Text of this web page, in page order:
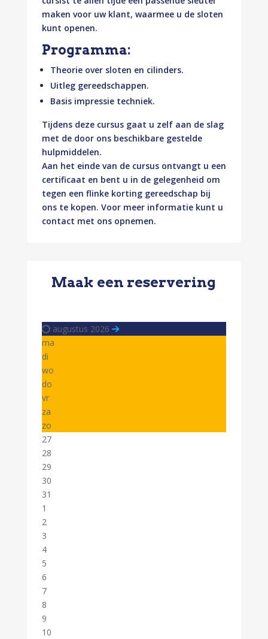
maken voor uw klant, waarmee u de sloten
kunt openen.
Programma:
Theorie over sloten en cilinders.
Uitleg gereedschappen.
Basis impressie techniek.
Tijdens deze cursus gaat u zelf aan de slag
met de door ons beschikbare gestelde
hulpmiddelen.
Aan het einde van de cursus ontvangt u een
certificaat en bent u in de gelegenheid om
tegen een flinke korting gereedschap bij
ons te kopen. Voor meer informatie kunt u
contact met ons opnemen.
Maak een reservering
augustus 2026
ma
di
wo
do
vr
za
zo
27
28
29
30
31
1
2
3
4
5
6
7
8
9
10